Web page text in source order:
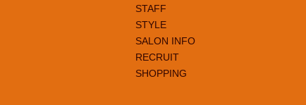
STAFF
STYLE
SALON INFO
RECRUIT
SHOPPING